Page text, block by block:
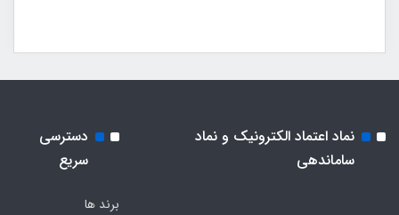
نماد اعتماد الکترونیک و نماد
ساماندهی
دسترسی
سریع
برند ها